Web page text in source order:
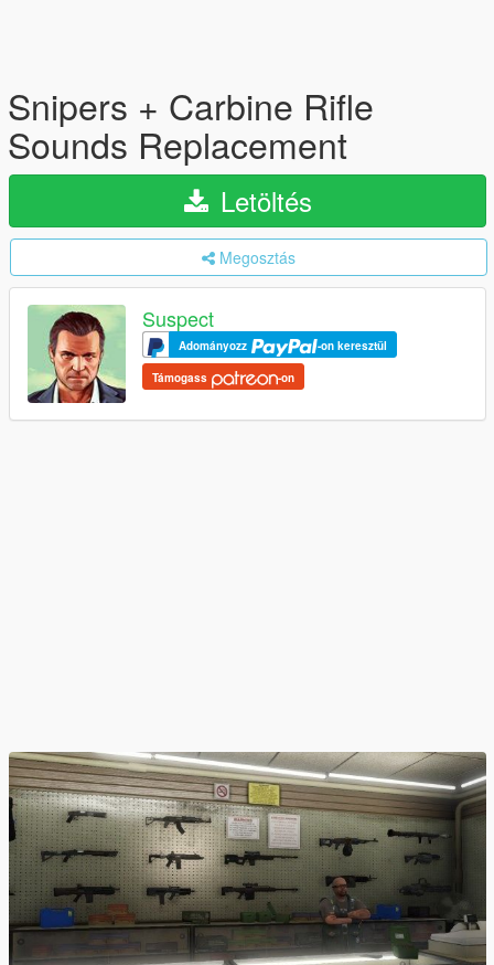
Snipers + Carbine Rifle
Sounds Replacement
Letöltés
Megosztás
Suspect
Adományozz -on keresztül
Támogass -on